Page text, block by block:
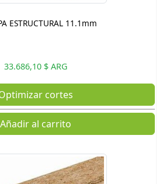
ESTRUCTURAL 11.1mm
33.686,10 $ ARG
cortes
Añadir al carrito